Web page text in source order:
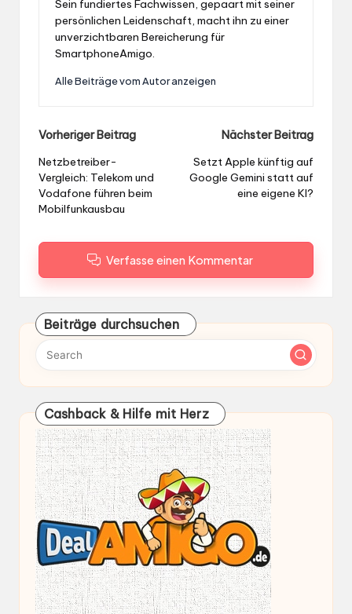
Sein fundiertes Fachwissen, gepaart mit seiner
persönlichen Leidenschaft, macht ihn zu einer
unverzichtbaren Bereicherung für
SmartphoneAmigo.
Alle Beiträge vom Autor anzeigen
Post
navigation
Vorheriger Beitrag
Netzbetreiber-
Vergleich: Telekom und
Vodafone führen beim
Mobilfunkausbau
Nächster Beitrag
Setzt Apple künftig auf
Google Gemini statt auf
eine eigene KI?
Verfasse einen Kommentar
Beiträge durchsuchen
Cashback & Hilfe mit Herz